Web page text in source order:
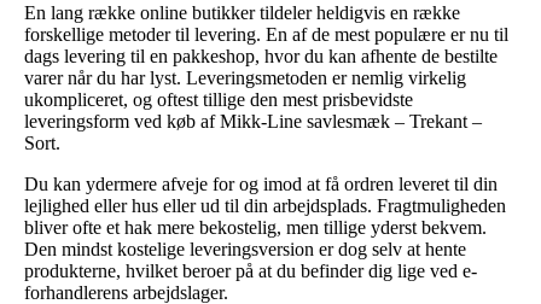
En lang række online butikker tildeler heldigvis en række
forskellige metoder til levering. En af de mest populære er nu til
dags levering til en pakkeshop, hvor du kan afhente de bestilte
varer når du har lyst. Leveringsmetoden er nemlig virkelig
ukompliceret, og oftest tillige den mest prisbevidste
leveringsform ved køb af Mikk-Line savlesmæk – Trekant –
Sort.
Du kan ydermere afveje for og imod at få ordren leveret til din
lejlighed eller hus eller ud til din arbejdsplads. Fragtmuligheden
bliver ofte et hak mere bekostelig, men tillige yderst bekvem.
Den mindst kostelige leveringsversion er dog selv at hente
produkterne, hvilket beroer på at du befinder dig lige ved e-
forhandlerens arbejdslager.